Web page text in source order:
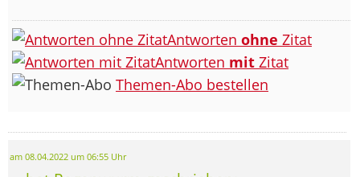
Antworten ohne Zitat
Antworten mit Zitat
Themen-Abo bestellen
am 08.04.2022 um 06:55 Uhr